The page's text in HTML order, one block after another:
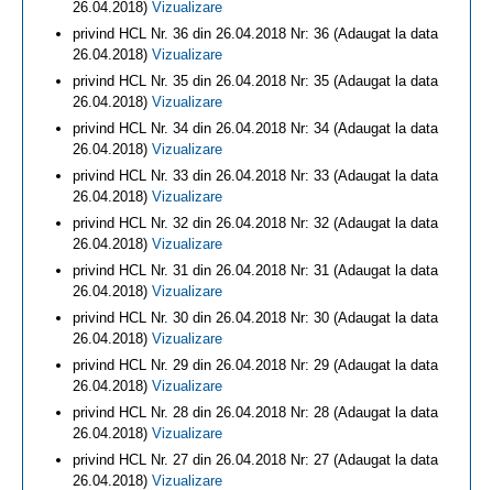
26.04.2018) Vizualizare
privind HCL Nr. 36 din 26.04.2018 Nr: 36 (Adaugat la data
26.04.2018) Vizualizare
privind HCL Nr. 35 din 26.04.2018 Nr: 35 (Adaugat la data
26.04.2018) Vizualizare
privind HCL Nr. 34 din 26.04.2018 Nr: 34 (Adaugat la data
26.04.2018) Vizualizare
privind HCL Nr. 33 din 26.04.2018 Nr: 33 (Adaugat la data
26.04.2018) Vizualizare
privind HCL Nr. 32 din 26.04.2018 Nr: 32 (Adaugat la data
26.04.2018) Vizualizare
privind HCL Nr. 31 din 26.04.2018 Nr: 31 (Adaugat la data
26.04.2018) Vizualizare
privind HCL Nr. 30 din 26.04.2018 Nr: 30 (Adaugat la data
26.04.2018) Vizualizare
privind HCL Nr. 29 din 26.04.2018 Nr: 29 (Adaugat la data
26.04.2018) Vizualizare
privind HCL Nr. 28 din 26.04.2018 Nr: 28 (Adaugat la data
26.04.2018) Vizualizare
privind HCL Nr. 27 din 26.04.2018 Nr: 27 (Adaugat la data
26.04.2018) Vizualizare